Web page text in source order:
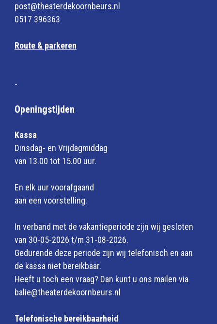
post@theaterdekoornbeurs.nl
0517 396363
Route & parkeren
-
Openingstijden
Kassa
Dinsdag- en Vrijdagmiddag
van 13.00 tot 15.00 uur.
En elk uur voorafgaand
aan een voorstelling.
In verband met de vakantieperiode zijn wij gesloten
van 30-05-2026 t/m 31-08-2026.
Gedurende deze periode zijn wij telefonisch en aan
de kassa niet bereikbaar.
Heeft u toch een vraag? Dan kunt u ons mailen via
balie@theaterdekoornbeurs.nl
Telefonische bereikbaarheid